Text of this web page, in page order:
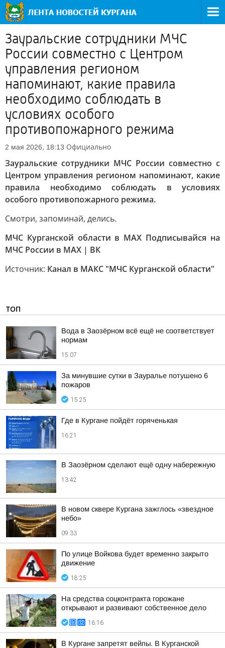
Зауральские сотрудники МЧС
России совместно с Центром
управления регионом
напоминают, какие правила
необходимо соблюдать в
условиях особого
противопожарного режима
2 мая 2026, 18:13 Официально
Зауральские сотрудники МЧС России совместно с
Центром управления регионом напоминают, какие
правила необходимо соблюдать в условиях
особого противопожарного режима.
Смотри, запоминай, делись.
МЧС Курганской области в MAX Подписывайся на
МЧС России в MAX | ВК
Источник: Канал в МАКС "МЧС Курганской области"
ТОП
Вода в Заозёрном всё ещё не соответствует
нормам
15:07
За минувшие сутки в Зауралье потушено 6
пожаров
15:25
Где в Кургане пойдёт горяченькая
16:21
В Заозёрном сделают ещё одну набережную
13:42
В новом сквере Кургана зажглось «звездное
небо»
09:33
По улице Войкова будет временно закрыто
движение
18:25
На средства соцконтракта горожане
открывают и развивают собственное дело
16:16
В Кургане запретят вейпы. В Курганской